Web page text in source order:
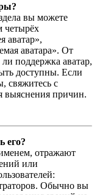
вы можете
четырёх
аватар»,
аватара». От
поддержка аватар,
доступны. Если
свяжитесь с
выяснения причин.
его?
отражают
или
Обычно вы